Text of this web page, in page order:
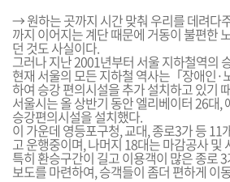
→ 원하는 곳까지 시간 맞춰 우리를 데려다
까지 이어지는 계단 때문에 거동이 불편한
던 것도 사실이다.
그러나 지난 2001년부터 서울 지하철역의
현재 서울의 모든 지하철 역사는「장애인
하여 승강 편의시설을 추가 설치하고 있기
서울시는 올 상반기 동안 엘리베이터 26대
승강편의시설을 설치했다.
이 가운데 영등포구청, 교대, 종로3가 등
고 운행중이며, 나머지 18대는 마감공사 및
특히 환승구간이 길고 이용객이 많은 종로
보도를 마련하여, 승객들이 좀더 편하게 이